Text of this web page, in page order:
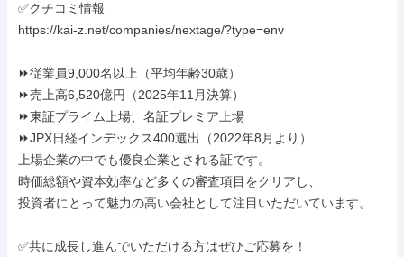
✅クチコミ情報
https://kai-z.net/companies/nextage/?type=env
⏩️従業員9,000名以上（平均年齢30歳）
⏩️売上高6,520億円（2025年11月決算）
⏩️東証プライム上場、名証プレミア上場
⏩️JPX日経インデックス400選出（2022年8月より）
上場企業の中でも優良企業とされる証です。
時価総額や資本効率など多くの審査項目をクリアし、
投資者にとって魅力の高い会社として注目いただいています。
✅共に成長し進んでいただける方はぜひご応募を！